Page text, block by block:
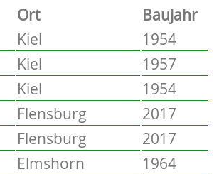
Ort
Baujahr
Kiel
1954
Kiel
1957
Kiel
1954
Flensburg
2017
Flensburg
2017
Elmshorn
1964